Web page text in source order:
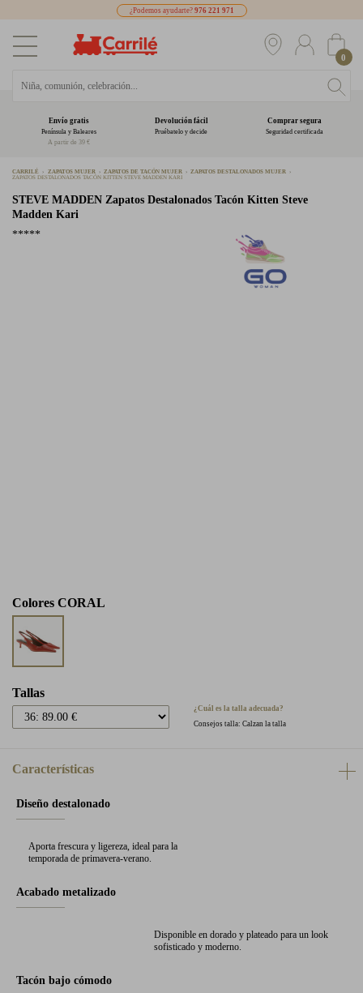
¿Podemos ayudarte? 976 221 971
0
Envío gratis
Península y Baleares
A partir de 39 €
Devolución fácil
Pruébatelo y decide
Comprar segura
Seguridad certificada
CARRILÉ ZAPATOS MUJER ZAPATOS DE TACÓN MUJER
ZAPATOS DESTALONADOS MUJER
ZAPATOS DESTALONADOS TACÓN KITTEN STEVE MADDEN KARI
STEVE MADDEN Zapatos Destalonados Tacón Kitten Steve
Madden Kari
*****
Colores CORAL
Tallas
¿Cuál es la talla adecuada?
Consejos talla: Calzan la talla
Características
Diseño destalonado
Aporta frescura y ligereza, ideal para la
temporada de primavera-verano.
Acabado metalizado
Disponible en dorado y plateado para un look
sofisticado y moderno.
Tacón bajo cómodo